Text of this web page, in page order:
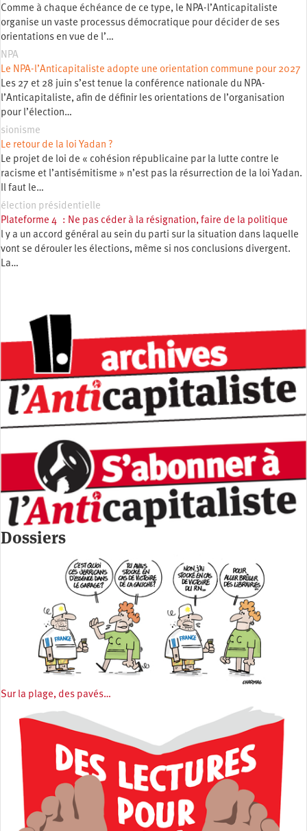
Comme à chaque échéance de ce type, le NPA-l’Anticapitaliste
organise un vaste processus démocratique pour décider de ses
orientations en vue de l’…
NPA
Le NPA-l’Anticapitaliste adopte une orientation commune pour 2027
Les 27 et 28 juin s’est tenue la conférence nationale du NPA-
l’Anticapitaliste, afin de définir les orientations de l’organisation
pour l’élection…
sionisme
Le retour de la loi Yadan ?
Le projet de loi de « cohésion républicaine par la lutte contre le
racisme et l’antisémitisme » n’est pas la résurrection de la loi Yadan.
Il faut le…
élection présidentielle
Plateforme 4 : Ne pas céder à la résignation, faire de la politique
l y a un accord général au sein du parti sur la situation dans laquelle
vont se dérouler les élections, même si nos conclusions divergent.
La…
Dossiers
Sur la plage, des pavés…